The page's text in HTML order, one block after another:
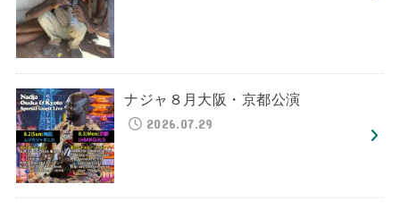
ナジャ８月大阪・京都公演
2026.07.29